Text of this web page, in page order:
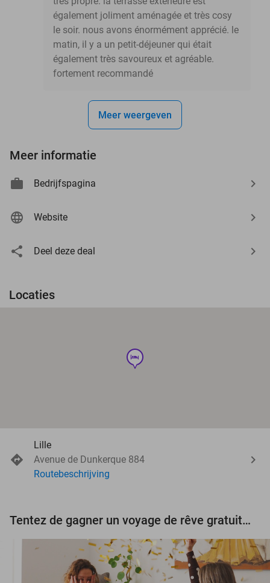
également joliment aménagée et très cosy
le soir. nous avons énormément apprécié. le
matin, il y a un petit-déjeuner qui était
également très savoureux et agréable.
fortement recommandé
Meer weergeven
Meer informatie
Bedrijfspagina
Website
Deel deze deal
Locaties
hotel
Lille
Avenue de Dunkerque 884
Routebeschrijving
Tentez de gagner un voyage de rêve gratuit d'une valeur de 3.000 € !